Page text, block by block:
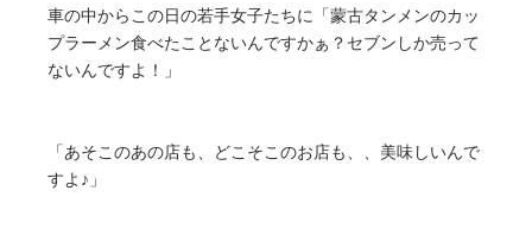
車の中からこの日の若手女子たちに「蒙古タンメンのカッ
プラーメン食べたことないんですかぁ？セブンしか売って
ないんですよ！」
「あそこのあの店も、どこそこのお店も、、美味しいんで
すよ♪」